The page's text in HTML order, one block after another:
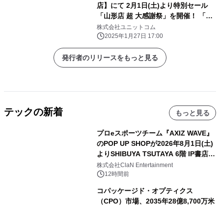
店】にて 2月1日(土)より特別セール
「山形店 超 大感謝祭」を開催！ 「オ
ススメ即納パソコン」を豊富に取り揃
え！ 更に「PCパーツ・周辺機器等の
セール商品」を記念プライスにてご奉
仕！
株式会社ユニットコム
2025年1月27日 17:00
発行者のリリースをもっと見る
テックの新着 もっと見る
プロeスポーツチーム『AXIZ WAVE』
のPOP UP SHOPが2026年8月1日(土)
よりSHIBUYA TSUTAYA 6階 IP書店で
開催決定！！
株式会社ClaN Entertainment
12時間前
コパッケージド・オプティクス
（CPO）市場、2035年28億8,700万米